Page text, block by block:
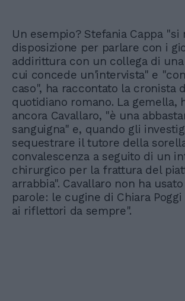
Un esempio? Stefania Cappa "si
disposizione per parlare con i
addirittura con un collega di
cui concede un'intervista" e
caso", ha raccontato la cronista
quotidiano romano. La gemella,
ancora Cavallaro, "è una
sanguigna" e, quando gli
sequestrare il tutore della
convalescenza a seguito di un
chirurgico per la frattura del
arrabbia". Cavallaro non ha
parole: le cugine di Chiara
ai riflettori da sempre".